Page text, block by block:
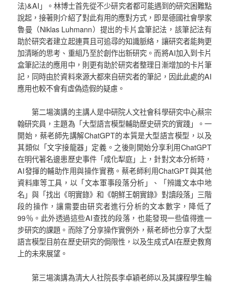
法)&AI」。林博士首先從不少研究者都可能遇到的研究困難點
說起，接著則介紹了對此有用的應對方式，即是德國社會學家
魯曼（Niklas Luhmann）提出的卡片盒筆記法，該筆記法有
助於研究者建立起連貫且可追尋的知識脈絡，讓研究者能夠更
加清晰的思考、重組乃至於創作出新研究。而將AI加入到卡片
盒筆記法的應用中，則更有助於研究者整理日漸增加的卡片筆
記，同時由於資料來源大都來自研究者的筆記，因此此處的AI
應用也較不會有虛偽造假的疑慮。
第二場演講的主講人是中研院人文社會科學研究中心蔡宗
翰研究員，主題為「大型語言模型輔助歷史研究的實踐」。一
開始，蔡老師先講解ChatGPT的本質是大型語言模型，以及
其類似「文字接龍器」定義。之後則開始分享利用ChatGPT
在明代著名邊患歷史事件「成化犁庭」上，針對文本分析時，
AI發揮的輔助作用與操作實務。蔡老師利用ChatGPT與其他
資料庫等工具，以「文本軍事段落分析」、「辨識文本中地
名」與「找出《明實錄》和《朝鮮王朝實錄》對讀段落」三階
段的操作，讓需要由研究者進行分析的文本數字，降低了
99％。此外透過這些AI查找的段落，也能發現一些值得進一
步研究的課題。而除了分享操作實例外，蔡老師也分享了大型
語言模型目前在歷史研究的侷限性，以及生成式AI在歷史教育
上的未來展望。
第三場演講為清大人社院長李卓穎老師以及其課程學生輪